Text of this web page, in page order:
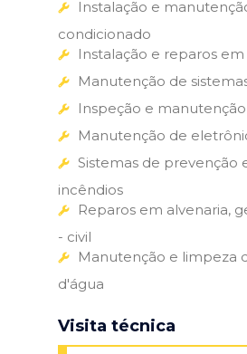
Instalação e
condicionado
Instalação e reparos
Manutenção de
Inspeção e
Manutenção de
Sistemas de prevenção
incêndios
Reparos em alvenaria,
- civil
Manutenção e limpeza
d'água
Visita técnica